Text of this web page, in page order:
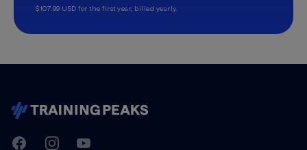
$107.99 USD for the first year, billed yearly.
TrainingPeaks
FacebookInstagramYoutube